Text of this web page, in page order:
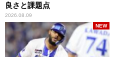
良さと課題点
2026.08.09
NEW